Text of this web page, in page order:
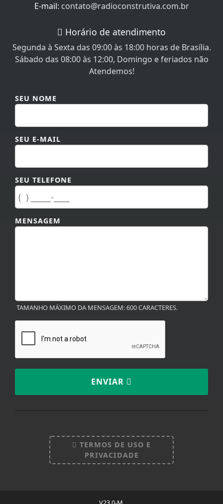
E-mail: contato@radioconstrutiva.com.br
Horário de atendimento
Segunda à Sexta das 09:00 às 18:00 horas de Brasília.
Sábado das 08:00 às 12:00, Domingo e feriados não
Atendemos!
SEU NOME
SEU E-MAIL
SEU TELEFONE
MENSAGEM
TAMANHO MÁXIMO DA MENSAGEM: 600 CARACTERES.
ENVIAR
TERMOS DE USO E
PRIVACIDADE